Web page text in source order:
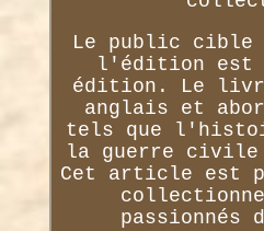
Le public
l'édition est
édition. Le
anglais et
tels que
la guerre
Cet article est